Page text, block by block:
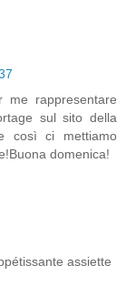
rappresentare
sul sito della
così ci mettiamo
domenica!
assiette